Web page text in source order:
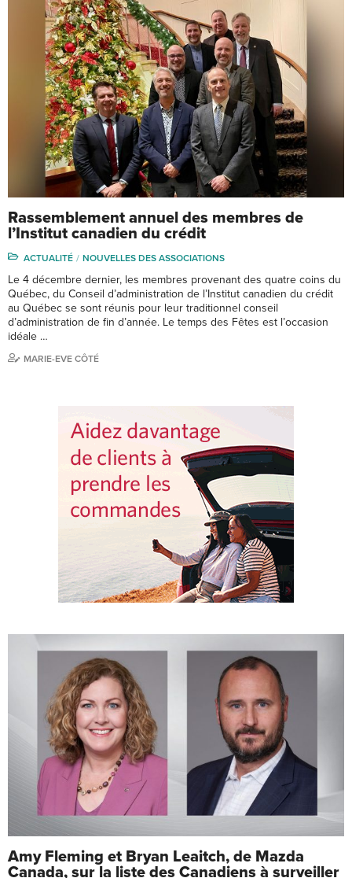
Rassemblement annuel des membres de
l’Institut canadien du crédit
ACTUALITÉ NOUVELLES DES ASSOCIATIONS
Le 4 décembre dernier, les membres provenant des quatre coins du
Québec, du Conseil d’administration de l’Institut canadien du crédit
au Québec se sont réunis pour leur traditionnel conseil
d’administration de fin d’année. Le temps des Fêtes est l’occasion
idéale …
MARIE-EVE CÔTÉ
Amy Fleming et Bryan Leaitch, de Mazda
Canada, sur la liste des Canadiens à surveiller